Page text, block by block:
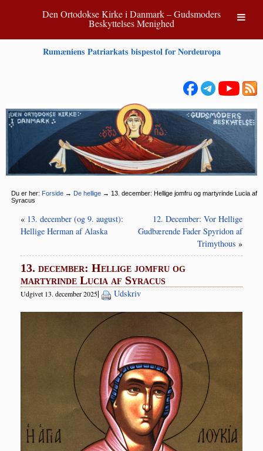
Den Ortodokse Kirke i Danmark – Gudsmoders
Beskyttelses Menighed
Rumæniens Patriarkats bispestol for Nordeuropa
Du er her: Forside → De hellige → 13. december: Hellige jomfru og martyrinde Lucia af
Syracus
« 13. december (og 9. august):
Hellige Herman af Alaska
12. December: Vor Hellige
Gudbærende Fader Spyridon af
Trimythous »
13. december: Hellige jomfru og
martyrinde Lucia af Syracus
Udgivet 13. december 2025| Udskriv